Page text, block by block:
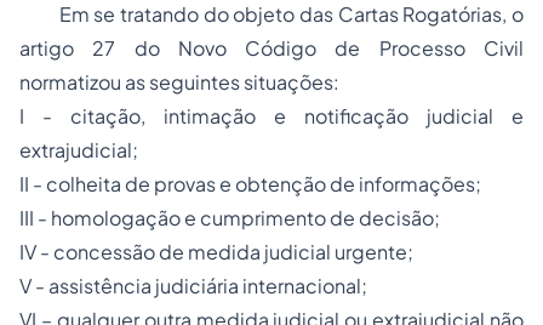
Em se tratando do objeto das Cartas Rogatórias, o
artigo 27 do Novo Código de Processo Civil
normatizou as seguintes situações:
I - citação, intimação e notificação judicial e
extrajudicial;
II - colheita de provas e obtenção de informações;
III - homologação e cumprimento de decisão;
IV - concessão de medida judicial urgente;
V - assistência judiciária internacional;
VI – qualquer outra medida judicial ou extrajudicial não